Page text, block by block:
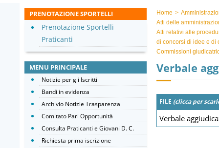
Home >
Atti delle
Atti relativi alle
di concorsi di idee e di
Commissioni
Verbale
FILE (clicca per
Verbale
PRENOTAZIONE SPORTELLI
Prenotazione Sportelli
Praticanti
MENU PRINCIPALE
Notizie per gli Iscritti
Bandi in evidenza
Archivio Notizie Trasparenza
Comitato Pari Opportunità
Consulta Praticanti e Giovani D. C.
Richiesta prima iscrizione